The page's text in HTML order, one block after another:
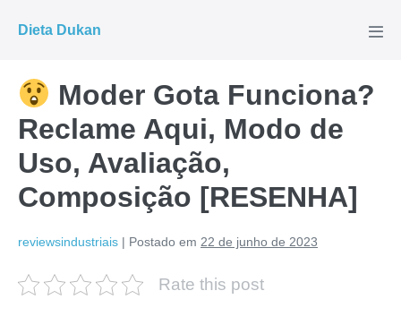
para
conteúdo
Dieta Dukan
Moder Gota Funciona?
Reclame Aqui, Modo de
Uso, Avaliação,
Composição [RESENHA]
reviewsindustriais | Postado em 22 de junho de 2023
Rate this post